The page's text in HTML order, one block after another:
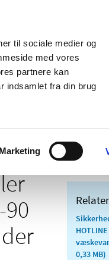
til sociale medier og
med vores
partnere kan
indsamlet fra din brug
Marketing
Udgivelser
Medicinsk
90
0,33 MB)